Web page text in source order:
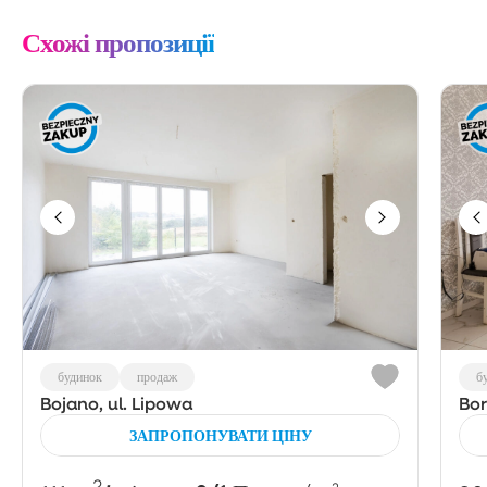
Схожі пропозиції
будинок продаж
Bojano, ul. Lipowa
ЗАПРОПОНУВАТИ ЦІНУ